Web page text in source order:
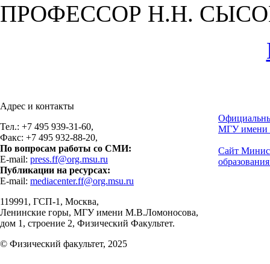
ПРОФЕССОР Н.Н.
Адрес и контакты
Тел.: +7 495 939-31-60,
Факс: +7 495 932-88-20,
По вопросам работы со СМИ:
E-mail: press.ff@org.msu.ru
Публикации на ресурсах:
E-mail: mediacenter.ff@org.msu.ru
119991, ГСП-1, Москва,
Ленинские горы, МГУ имени М.В.Ломоносова,
дом 1, строение 2, Физический Факультет.
© Физический факультет, 2025
МГУ имени
Сайт